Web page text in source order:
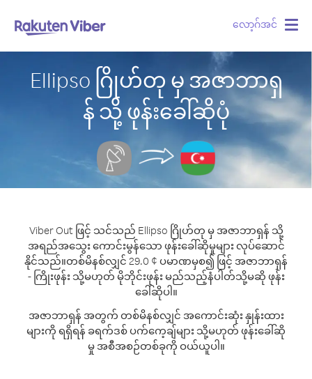
လော့ဂ်အင်
Ellipso ဂြိုဟ်တု မှ အဇာဘာရှ
န် သို့ ဖုန်းခေါ်ဆိုပုံ
Viber Out ဖြင့် သင်သည် Ellipso ဂြိုဟ်တု မှ အဇာဘာရှန် သို့
အရည်အသွေး ကောင်းမွန်သော ဖုန်းခေါ်ဆိုမှုများ လုပ်ဆောင်
နိုင်သည်။တစ်မိနစ်လျှင် 29.0 ¢ ပမာဏမှစ၍ ဖြင့် အဇာဘာရှန်
- ကြိုးဖုန်း သို့မဟုတ် မိုဘိုင်းဖုန်း မည်သည့်နံပါတ်သို့မဆို ဖုန်း
ခေါ်ဆိုပါ။
အဇာဘာရှန် အတွက် တစ်မိနစ်လျှင် အကောင်းဆုံး နှုန်းထား
များကို ရရှိရန် ခရက်ဒစ် ပက်ကေ့ချ်များ သို့မဟုတ် ဖုန်းခေါ်ဆို
မှု အစီအစဉ်တစ်ခုကို ဝယ်ယူပါ။